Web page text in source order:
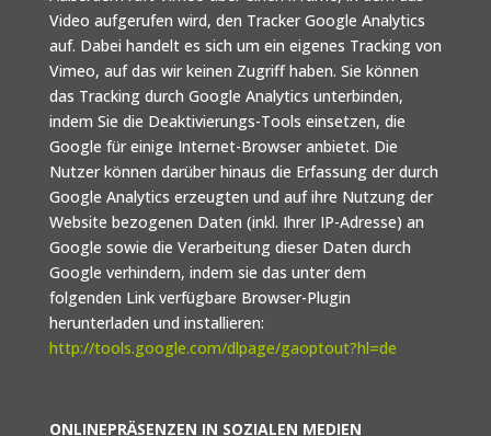
Video aufgerufen wird, den Tracker Google Analytics
auf. Dabei handelt es sich um ein eigenes Tracking von
Vimeo, auf das wir keinen Zugriff haben. Sie können
das Tracking durch Google Analytics unterbinden,
indem Sie die Deaktivierungs-Tools einsetzen, die
Google für einige Internet-Browser anbietet. Die
Nutzer können darüber hinaus die Erfassung der durch
Google Analytics erzeugten und auf ihre Nutzung der
Website bezogenen Daten (inkl. Ihrer IP-Adresse) an
Google sowie die Verarbeitung dieser Daten durch
Google verhindern, indem sie das unter dem
folgenden Link verfügbare Browser-Plugin
herunterladen und installieren:
http://tools.google.com/dlpage/gaoptout?hl=de
ONLINEPRÄSENZEN IN SOZIALEN MEDIEN